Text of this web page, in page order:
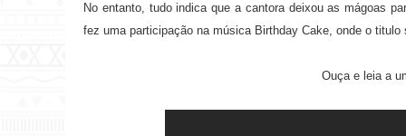
No entanto, tudo indica que a cantora deixou as mágoas
fez uma participação na música Birthday Cake, onde o titulo
Ouça e leia a